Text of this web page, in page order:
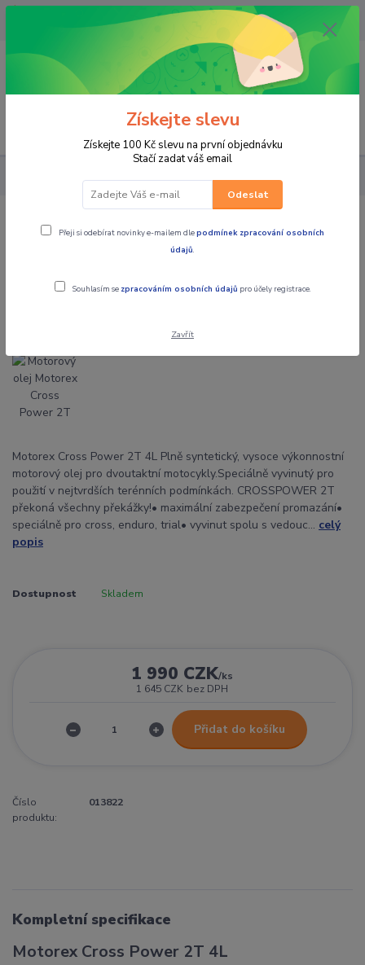
OPAVA 733537099/HLUČÍN
734541648/OLOMOUC 734593593
0,00 CZK
PRO STROJE Motorový olej Motorex Cross Power 2T 4L
Motorový olej Motorex Cross Power
Motorex Cross Power 2T 4L Plně syntetický, vysoce výkonnostní
motorový olej pro dvoutaktní motocykly.Speciálně vyvinutý pro
použití v nejtvrdších terénních podmínkách. CROSSPOWER 2T
překoná všechny překážky!• maximální zabezpečení promazání•
speciálně pro cross, enduro, trial• vyvinut spolu s vedouc... celý
popis
Dostupnost Skladem
1 990 CZK/ks
1 645 CZK bez DPH
Přidat do košíku
Číslo
produktu:
013822
Kompletní specifikace
Motorex Cross Power 2T 4L
Získejte slevu
Získejte 100 Kč slevu na první objednávku
Stačí zadat váš email
Odeslat
Přeji si odebírat novinky e-mailem dlepodmínek zpracování osobních
údajů.
Souhlasím se zpracováním osobních údajů pro účely registrace.
Zavřít